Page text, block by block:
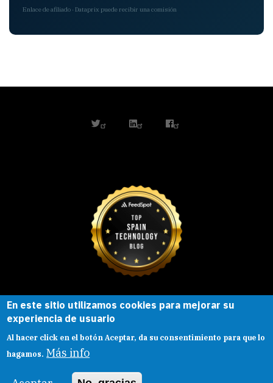
Enlace de afiliado · Dataprix puede recibir una comisión
twitterlinkedinfacebook
Esta obra está bajo una
Creative Commons
Reconocimiento-
CompartirIgual |
En este sitio utilizamos cookies para mejorar su
experiencia de usuario
Al hacer click en el botón Aceptar, da su consentimiento para que lo
hagamos. Más info